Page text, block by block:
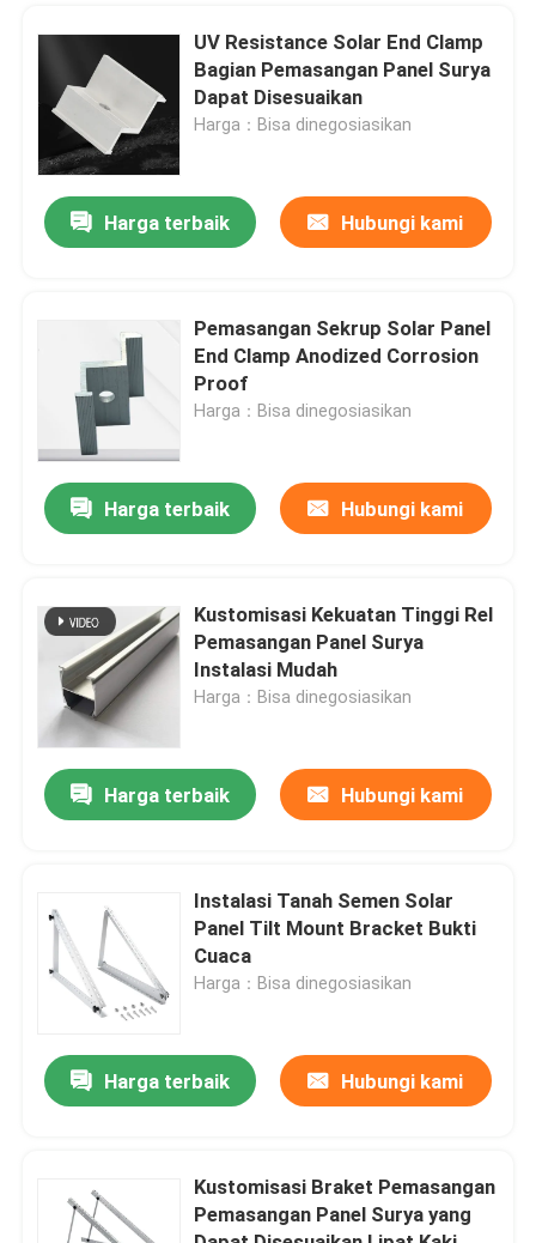
Produk
Video
Tentang kami
Kontrol kualitas
Hubungi kami
Permintaan Penawaran
Braket Pemasangan Panel Surya
UV Resistance Solar End Clamp
Bagian Pemasangan Panel Surya
Dapat Disesuaikan
Harga：Bisa dinegosiasikan
Harga terbaik Hubungi kami
Pemasangan Sekrup Solar Panel
End Clamp Anodized Corrosion
Proof
Harga：Bisa dinegosiasikan
Harga terbaik Hubungi kami
Kustomisasi Kekuatan Tinggi Rel
Pemasangan Panel Surya
Instalasi Mudah
Harga：Bisa dinegosiasikan
Harga terbaik Hubungi kami
Instalasi Tanah Semen Solar
Panel Tilt Mount Bracket Bukti
Cuaca
Harga：Bisa dinegosiasikan
Harga terbaik Hubungi kami
Kustomisasi Braket Pemasangan
Pemasangan Panel Surya yang